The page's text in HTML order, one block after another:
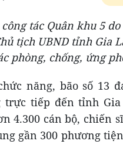
tác Quân khu 5
tịch UBND tỉnh Gia
phòng, chống, ứng
năng, bão số 13
trực tiếp đến tỉnh
4.300 cán bộ, chiến
gần 300 phương